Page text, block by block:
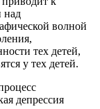
над
волной
тех детей,
у тех детей.
депрес­сия